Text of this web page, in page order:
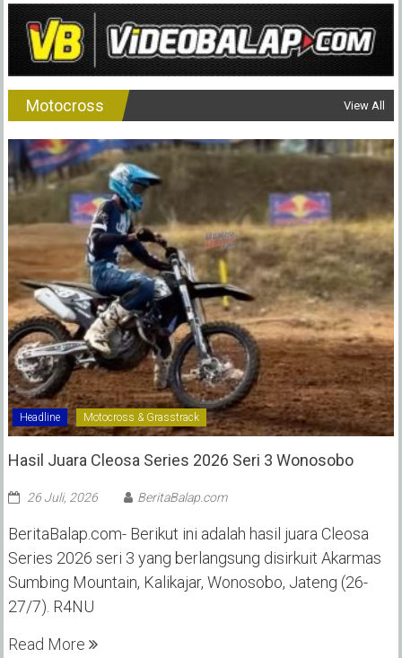
Motocross View All
Headline Motocross & Grasstrack
Hasil Juara Cleosa Series 2026 Seri 3 Wonosobo ‎
26 Juli, 2026 BeritaBalap.com
BeritaBalap.com- Berikut ini adalah hasil juara Cleosa
Series 2026 seri 3 yang berlangsung disirkuit Akarmas
Sumbing Mountain, Kalikajar, Wonosobo, Jateng (26-
27/7). R4NU
Read More